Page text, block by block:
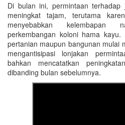
Di bulan ini, permintaan
meningkat tajam, terutama
menyebabkan kelembapan
perkembangan koloni hama
pertanian maupun bangunan mulai
mengantisipasi lonjakan
bahkan mencatatkan
dibanding bulan sebelumnya.